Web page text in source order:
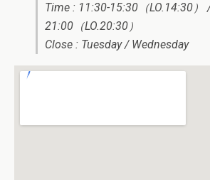
Time : 11:30-15:30（LO.14:30）
21:00（LO.20:30）
Close : Tuesday / Wednesday